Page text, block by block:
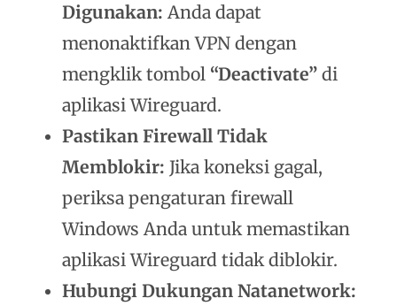
Digunakan: Anda dapat
menonaktifkan VPN dengan
mengklik tombol “Deactivate” di
aplikasi Wireguard.
Pastikan Firewall Tidak
Memblokir: Jika koneksi gagal,
periksa pengaturan firewall
Windows Anda untuk memastikan
aplikasi Wireguard tidak diblokir.
Hubungi Dukungan Natanetwork: